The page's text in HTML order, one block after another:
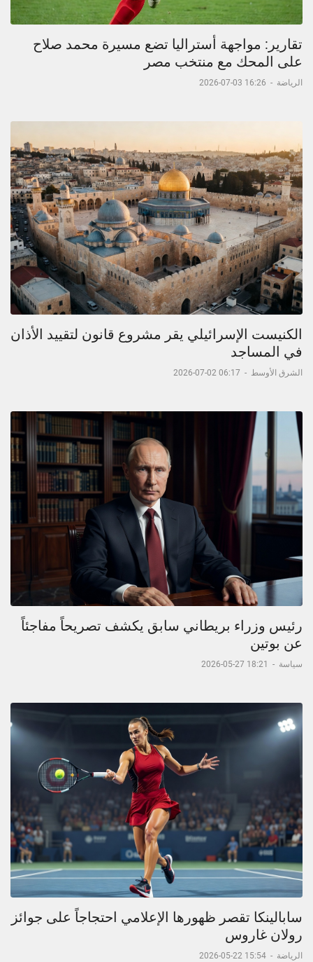
تقارير: مواجهة أستراليا تضع مسيرة محمد صلاح
على المحك مع منتخب مصر
الرياضة -
16:26 03-07-2026
الكنيست الإسرائيلي يقر مشروع قانون لتقييد الأذان
في المساجد
الشرق الأوسط -
06:17 02-07-2026
رئيس وزراء بريطاني سابق يكشف تصريحاً مفاجئاً
عن بوتين
سياسة -
18:21 27-05-2026
سابالينكا تقصر ظهورها الإعلامي احتجاجاً على جوائز
رولان غاروس
الرياضة -
15:54 22-05-2026